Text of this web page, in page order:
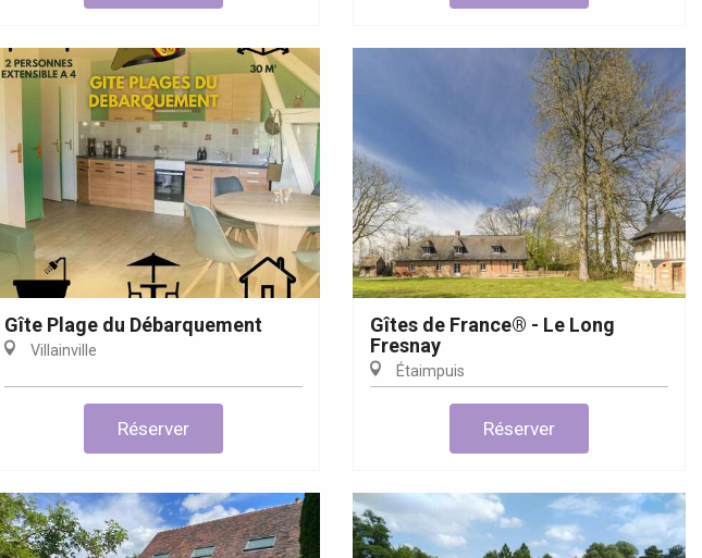
Gîte Plage du Débarquement
Villainville
Réserver
Gîtes de France® - Le Long
Fresnay
Étaimpuis
Réserver